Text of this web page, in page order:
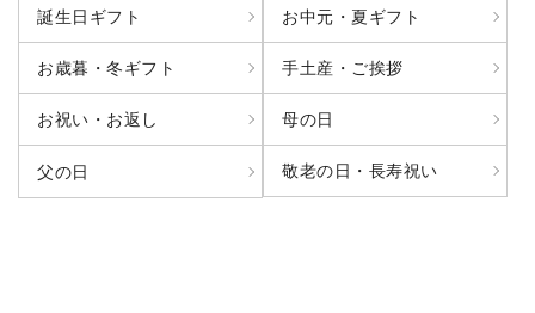
誕生日ギフト お中元・夏ギフト
お歳暮・冬ギフト 手土産・ご挨拶
お祝い・お返し 母の日
父の日 敬老の日・長寿祝い